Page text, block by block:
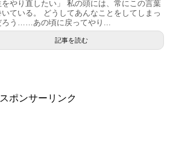
をやり直したい」 私の頭には、常にこの言葉
いている。 どうしてあんなことをしてしまっ
ろう……あの頃に戻ってやり...
記事を読む
スポンサーリンク